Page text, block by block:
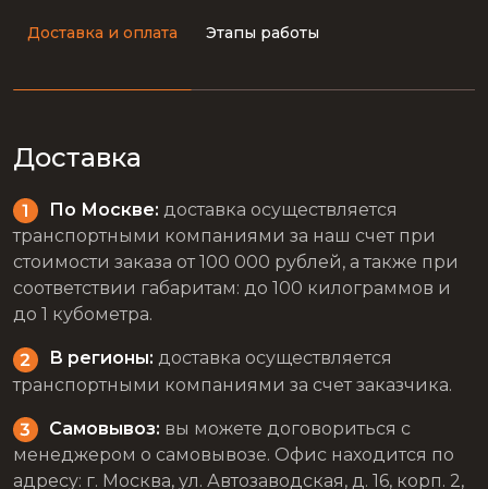
Доставка и оплата Этапы работы
Доставка
По Москве: доставка осуществляется
транспортными компаниями за наш счет при
стоимости заказа от 100 000 рублей, а также при
соответствии габаритам: до 100 килограммов и
до 1 кубометра.
В регионы: доставка осуществляется
транспортными компаниями за счет заказчика.
Самовывоз: вы можете договориться с
менеджером о самовывозе. Офис находится по
адресу: г. Москва, ул. Автозаводская, д. 16, корп. 2,